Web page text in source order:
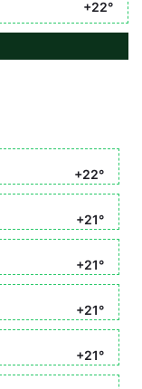
+22°
+22°
+21°
+21°
+21°
+21°